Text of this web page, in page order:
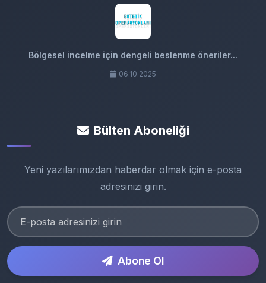
Bölgesel incelme için dengeli beslenme öneriler...
06.10.2025
Bülten Aboneliği
Yeni yazılarımızdan haberdar olmak için e-posta
adresinizi girin.
Abone Ol